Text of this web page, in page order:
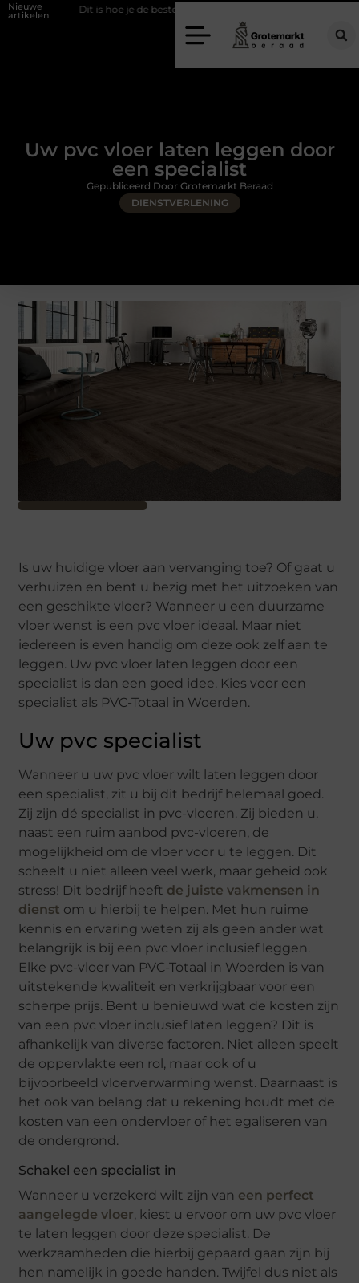
Nieuwe
artikelen
Dit is hoe je de beste kapper in Arnhem kunt vinden
Uw pvc vloer laten leggen door
een specialist
DIENSTVERLENING
Gepubliceerd Door Grotemarkt Beraad
Is uw huidige vloer aan vervanging toe? Of gaat u
verhuizen en bent u bezig met het uitzoeken van
een geschikte vloer? Wanneer u een duurzame
vloer wenst is een pvc vloer ideaal. Maar niet
iedereen is even handig om deze ook zelf aan te
leggen. Uw pvc vloer laten leggen door een
specialist is dan een goed idee. Kies voor een
specialist als PVC-Totaal in Woerden.
Uw pvc specialist
Wanneer u uw pvc vloer wilt laten leggen door
een specialist, zit u bij dit bedrijf helemaal goed.
Zij zijn dé specialist in pvc-vloeren. Zij bieden u,
naast een ruim aanbod pvc-vloeren, de
mogelijkheid om de vloer voor u te leggen. Dit
scheelt u niet alleen veel werk, maar geheid ook
stress! Dit bedrijf heeft de juiste vakmensen in
dienst om u hierbij te helpen. Met hun ruime
kennis en ervaring weten zij als geen ander wat
belangrijk is bij een pvc vloer inclusief leggen.
Elke pvc-vloer van PVC-Totaal in Woerden is van
uitstekende kwaliteit en verkrijgbaar voor een
scherpe prijs. Bent u benieuwd wat de kosten zijn
van een pvc vloer inclusief laten leggen? Dit is
afhankelijk van diverse factoren. Niet alleen speelt
de oppervlakte een rol, maar ook of u
bijvoorbeeld vloerverwarming wenst. Daarnaast is
het ook van belang dat u rekening houdt met de
kosten van een ondervloer of het egaliseren van
de ondergrond.
Schakel een specialist in
Wanneer u verzekerd wilt zijn van een perfect
aangelegde vloer, kiest u ervoor om uw pvc vloer
te laten leggen door deze specialist. De
werkzaamheden die hierbij gepaard gaan zijn bij
hen namelijk in goede handen. Twijfel dus niet als